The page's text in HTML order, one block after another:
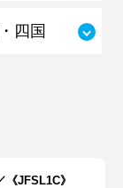
四国
JFSL1C》